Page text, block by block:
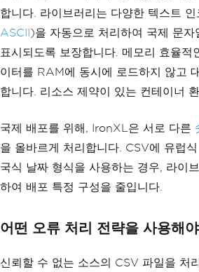
합니다. 라이브러리는 다양한 텍스트 인
ASCII)을 자동으로 처리하여 국제 문자
표시되도록 보장합니다. 메모리 효율적
이터를 RAM에 동시에 로드하지 않고
합니다. 리소스 제약이 있는 컨테이너
국제 배포를 위해, IronXL은 서로 다른
을 올바르게 처리합니다. CSV에 유럽
국식 날짜 형식을 사용하는 경우, 라이
하여 배포 특정 구성을 줄입니다.
어떤 오류 처리 전략을 사용해
신뢰할 수 없는 소스의 CSV 파일을 처